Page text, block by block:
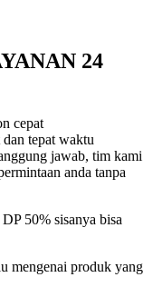
24
cepat
tepat waktu
jawab, tim kami
anda tanpa
50% sisanya bisa
mengenai produk yang